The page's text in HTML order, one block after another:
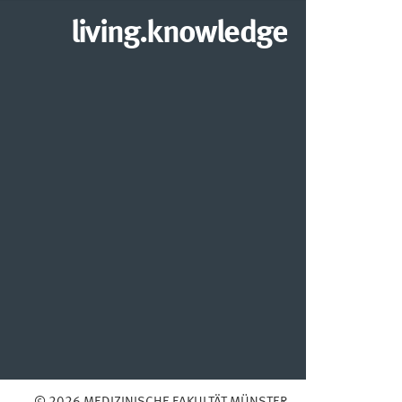
living.knowledge